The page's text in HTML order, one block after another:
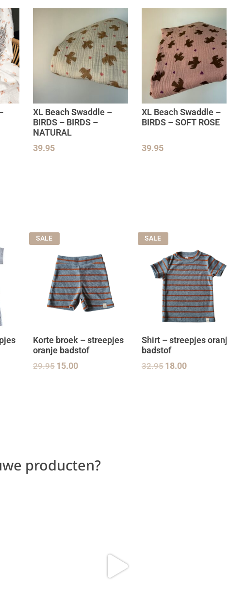
XL Beach Swaddle –
BIRDS – BIRDS –
NATURAL
39.95
XL Beach Swaddle –
BIRDS – SOFT ROSE
39.95
SALE
Korte broek – streepjes
oranje badstof
29.95 15.00
SALE
Shirt – streepjes oranje
badstof
32.95 18.00
producten?